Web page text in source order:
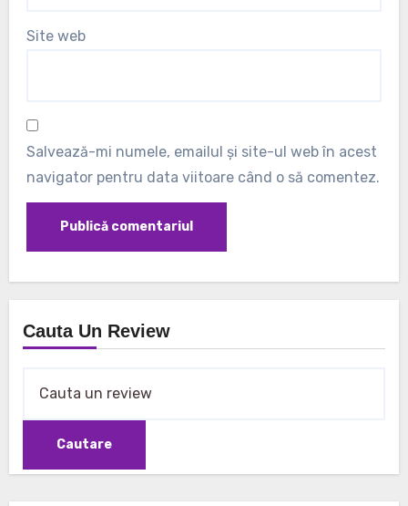
Site web
Salvează-mi numele, emailul și site-ul web în acest
navigator pentru data viitoare când o să comentez.
Cauta Un Review